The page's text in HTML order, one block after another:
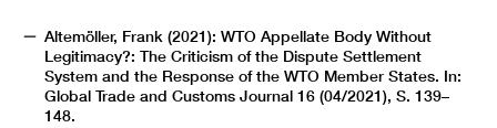
Altemöller, Frank (2021): WTO Appellate Body Without
Legitimacy?: The Criticism of the Dispute Settlement
System and the Response of the WTO Member States. In:
Global Trade and Customs Journal 16 (04/2021), S. 139–
148.